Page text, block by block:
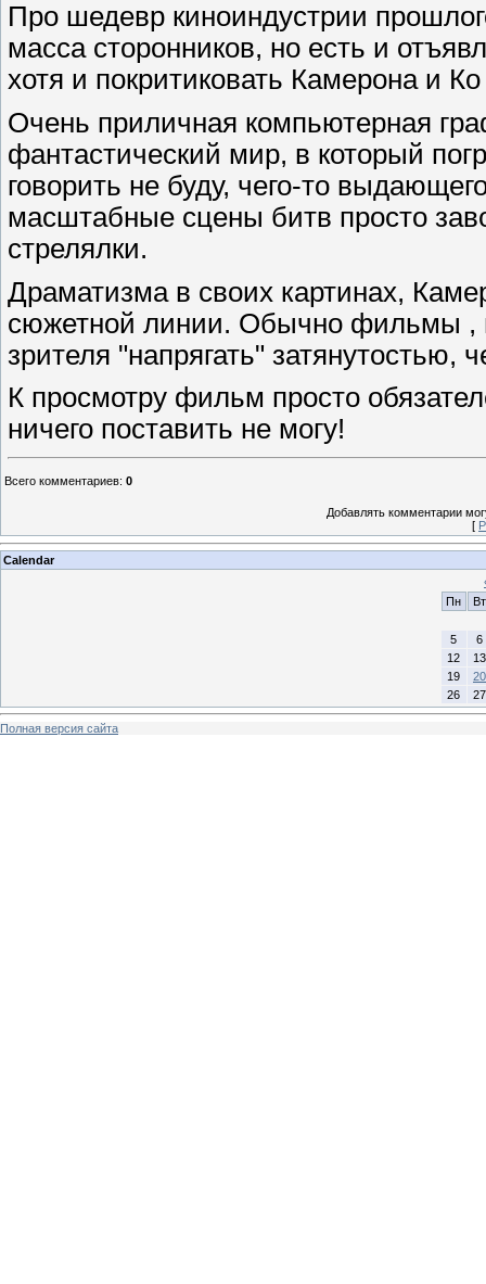
Про шедевр киноиндустрии
масса сторонников, но есть и
хотя и покритиковать Камерона и
Очень приличная компьютерная
фантастический мир, в который
говорить не буду, чего-то
масштабные сцены битв просто
стрелялки.
Драматизма в своих картинах,
сюжетной линии. Обычно фильмы ,
зрителя "напрягать" затянутостью,
К просмотру фильм просто
ничего поставить не могу!
Всего комментариев: 0
Добавлять комментарии
[
Calendar
Пн
Вт
5
6
12
13
19
20
26
27
Полная версия сайта